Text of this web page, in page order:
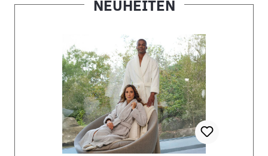
NEUHEITEN